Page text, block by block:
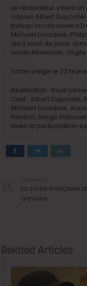
Le réalisateur y tient
copain Albert
puisqu’on retrouvera
Michael Lonsdale,
qui il vient de jouer
Lionel Abelanski,
Sortie belge le 22
Réalisation : Bouli
Cast : Albert Dupontel,
Michael Lonsdale,
Rebbot, Serge
avec la participation
La sortie française
annulée
Related Articles